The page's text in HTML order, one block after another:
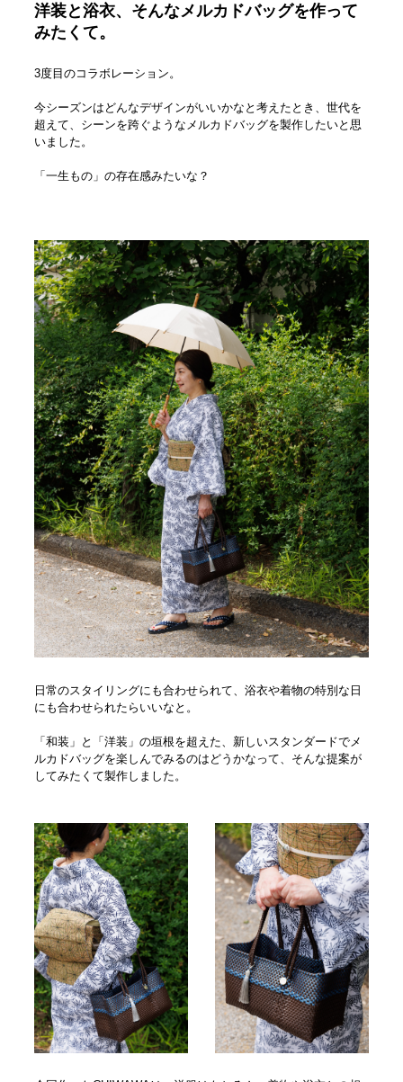
洋装と浴衣、そんなメルカドバッグを作って
みたくて。
3度目のコラボレーション。
今シーズンはどんなデザインがいいかなと考えたとき、世代を
超えて、シーンを跨ぐようなメルカドバッグを製作したいと思
いました。
「一生もの」の存在感みたいな？
日常のスタイリングにも合わせられて、浴衣や着物の特別な日
にも合わせられたらいいなと。
「和装」と「洋装」の垣根を超えた、新しいスタンダードでメ
ルカドバッグを楽しんでみるのはどうかなって、そんな提案が
してみたくて製作しました。